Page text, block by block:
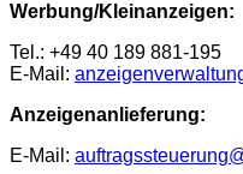
Werbung/Kleinanzeigen:
Tel.: +49 40 189 881-195
E-Mail:
Anzeigenanlieferung:
E-Mail: